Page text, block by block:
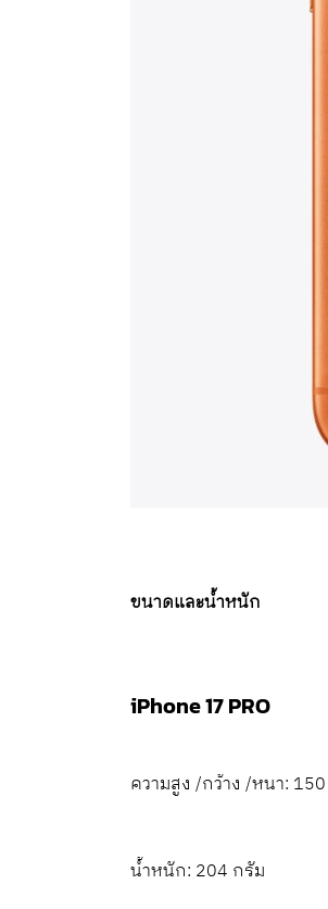
ขนาดและน้ำหนัก
iPhone 17 PRO
ความสูง /กว้าง /หนา:
น้ำหนัก: 204 กรัม